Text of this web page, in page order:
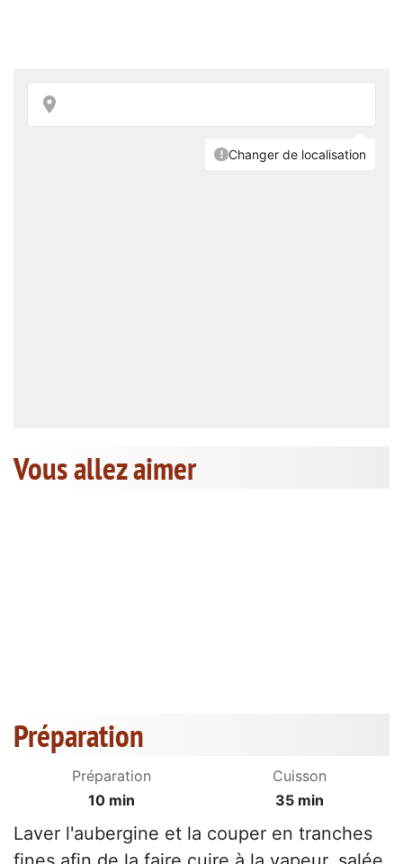
Vous allez aimer
Préparation
Préparation
10 min
Cuisson
35 min
Laver l'aubergine et la couper en tranches